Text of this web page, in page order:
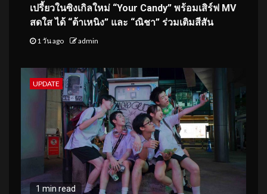
เปรี้ยวในซิงเกิลใหม่ “Your Candy” พร้อมเสิร์ฟ MV
สดใส ได้ “ต้าเหนิง” และ “ณิชา” ร่วมเติมสีสัน
1 วัน ago admin
UPDATE
1 min read